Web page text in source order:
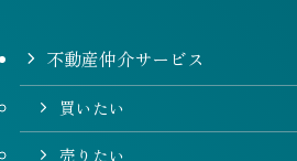
不動産仲介サービス
買いたい
売りたい